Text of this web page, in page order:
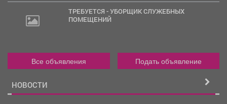
ТРЕБУЕТСЯ - УБОРЩИК СЛУЖЕБНЫХ
ПОМЕЩЕНИЙ
Все объявления Подать объявление
НОВОСТИ